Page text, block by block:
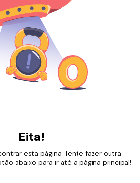
Eita!
esta página. Tente fazer outra
abaixo para ir até a página principal!